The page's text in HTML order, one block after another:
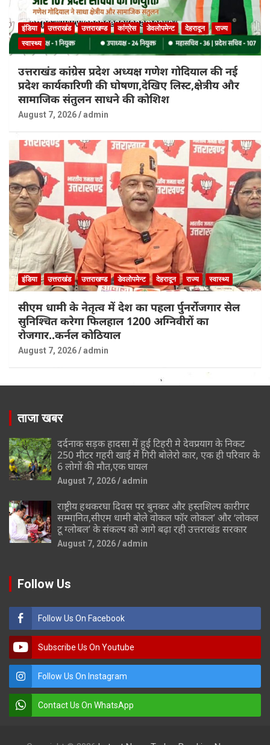
इंडिया उत्तराखंड उत्तराखण्ड कांग्रेस डेवलोपमेन्ट देहरादून
राज्य
स्वास्थ्य
उत्तराखंड कांग्रेस प्रदेश अध्यक्ष गणेश गोदियाल की नई
प्रदेश कार्यकारिणी की घोषणा,देखिए लिस्ट,क्षेत्रीय और
सामाजिक संतुलन साधने की कोशिश
August 7, 2026 admin
इंडिया उत्तराखंड उत्तराखण्ड डेवलोपमेन्ट देहरादून राज्य स्वास्थ्य
सीएम धामी के नेतृत्व में देश का पहला र्पुनर्रोजगार सेल
सुनिश्चित करेगा फिलहाल 1200 अग्निवीरों का
रोजगार..कर्नल कोठियाल
August 7, 2026 admin
ताजा खबर
दर्दनाक सड़क हादसा में हुई टिहरी मे देवप्रयाग के निकट
250 मीटर गहरी खाई में गिरी बोलेरो कार, एक ही परिवार के
6 लोगों की मौत,एक घायल
August 7, 2026 admin
राष्ट्रीय हथकरघा दिवस पर बुनकर और हस्तशिल्प कारीगर
सम्मानित,सीएम धामी बोले वोकल फॉर लोकल’ और ‘लोकल
टू ग्लोबल’ के संकल्प को आगे बढ़ा रही उत्तराखंड सरकार
August 7, 2026 admin
Follow Us
Follow Us On Facebook
Subscribe Us On Youtube
Follow Us On Instagram
Contact Us On WhatsApp